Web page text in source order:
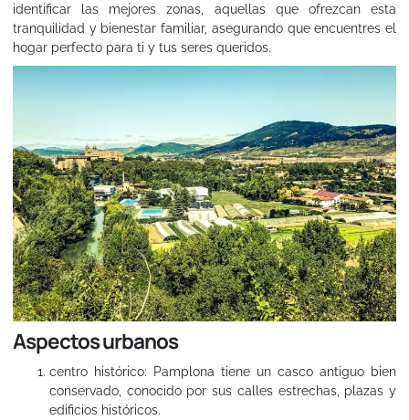
identificar las mejores zonas, aquellas que ofrezcan esta
tranquilidad y bienestar familiar, asegurando que encuentres el
hogar perfecto para ti y tus seres queridos.
Aspectos urbanos
centro histórico: Pamplona tiene un casco antiguo bien
conservado, conocido por sus calles estrechas, plazas y
edificios históricos.